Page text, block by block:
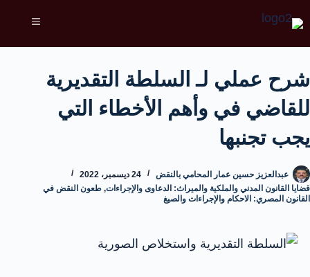
شرح عملي لـ السلطة التقديرية
للقاضي في وأهم الأخطاء التي
يجب تجنبها
عبدالعزيز حسين عمار المحامي بالنقض
24 ديسمبر، 2022
قضايا القانون المدني والملكية والميراث: الدعاوى والإجراءات, طعون النقض في
القانون المصري: الاحكام والإجراءات والصيغ